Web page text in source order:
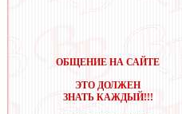
ОБЩЕНИЕ НА САЙТЕ
ЭТО ДОЛЖЕН
ЗНАТЬ КАЖДЫЙ!!!